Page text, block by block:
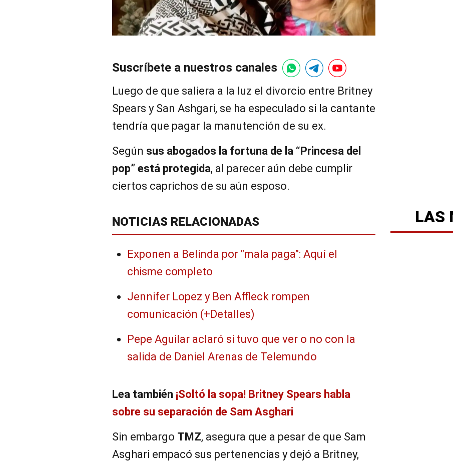
Suscríbete a nuestros canales
Luego de que saliera a la luz el divorcio entre Britney
Spears y San Ashgari, se ha especulado si la cantante
tendría que pagar la manutención de su ex.
Según sus abogados la fortuna de la “Princesa del
pop” está protegida, al parecer aún debe cumplir
ciertos caprichos de su aún esposo.
NOTICIAS RELACIONADAS
Exponen a Belinda por "mala paga": Aquí el
chisme completo
Jennifer Lopez y Ben Affleck rompen
comunicación (+Detalles)
Pepe Aguilar aclaró si tuvo que ver o no con la
salida de Daniel Arenas de Telemundo
Lea también ¡Soltó la sopa! Britney Spears habla
sobre su separación de Sam Asghari
Sin embargo TMZ, asegura que a pesar de que Sam
Asghari empacó sus pertenencias y dejó a Britney,
LAS